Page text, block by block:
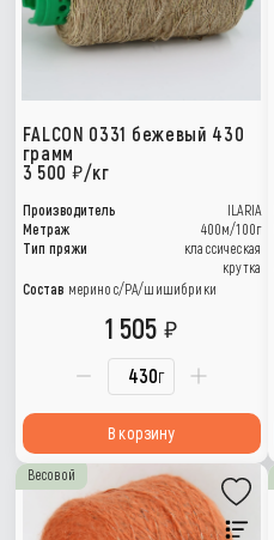
FALCON 0331 бежевый 430
грамм
3 500
/кг
Производитель
ILARIA
Метраж
400м/100г
Тип пряжи
классическая
крутка
Состав меринос/РА/шишибрики
г
1 505
В корзину
Весовой